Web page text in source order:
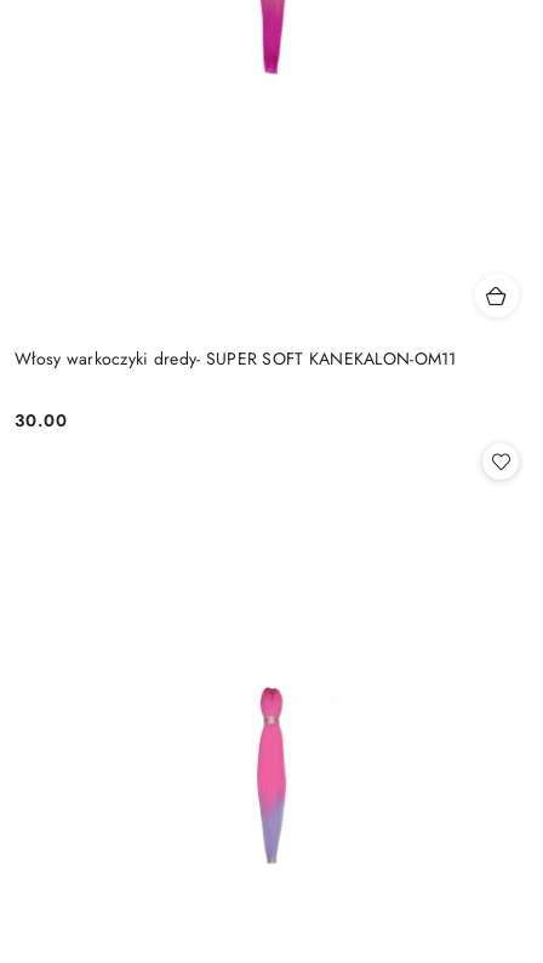
Włosy warkoczyki dredy- SUPER SOFT KANEKALON-OM11
Cena:
30.00